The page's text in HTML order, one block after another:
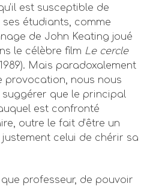
est susceptible de
étudiants, comme
de John Keating joué
le célèbre film Le cercle
Mais paradoxalement
provocation, nous nous
que le principal
est confronté
outre le fait d’être un
celui de chérir sa
professeur, de pouvoir